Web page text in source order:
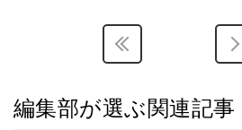
編集部が選ぶ関連記事